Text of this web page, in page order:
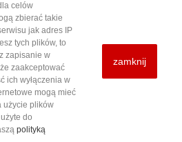
celów
zbierać takie
jak adres IP
tych plików, to
zapisanie w
zaakceptować
ich wyłączenia w
mogą mieć
użycie plików
do
polityką
zamknij